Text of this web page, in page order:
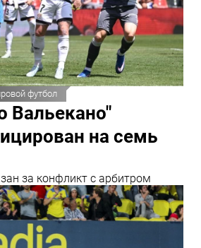
футбол
Вальекано"
на семь
за конфликт с арбитром